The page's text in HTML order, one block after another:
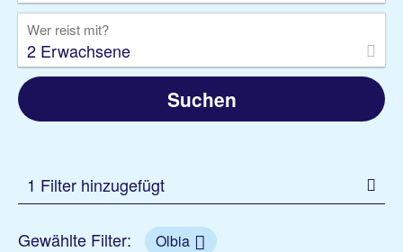
Wer reist mit?
2 Erwachsene
Suchen
1 Filter hinzugefügt
Gewählte Filter: Olbia